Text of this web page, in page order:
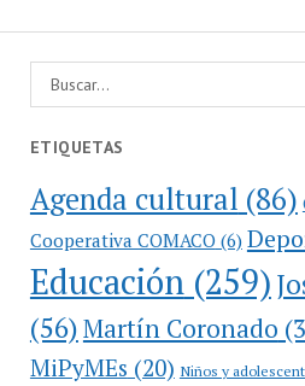
ETIQUETAS
Agenda cultural (86)
Cooperativa COMACO(6)
Educación(259)
(56)Martín Coronado
MiPyMEs (20) Niños y